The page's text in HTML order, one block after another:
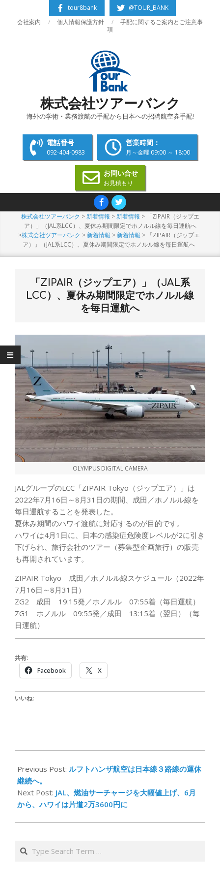
tour8bank
@TOUR_BANK
会社案内
個人情報保護方針
手配に関するご案内とご注意事
項
株式会社ツアーバンク
海外の学術・業務渡航の手配から日本への招聘航空券手配!
電話番号
092-404-0983
営業時間：
月～金曜 09:00 ～ 18:00
お問い合せ
お見積もり
Navigation
株式会社ツアーバンク >新着情報 >新着情報 > 「ZIPAIR（ジップエ
ア）」（JAL系LCC）、夏休み期間限定でホノルル線を毎日運航へ
>株式会社ツアーバンク >新着情報 >新着情報 > 「ZIPAIR（ジップエ
ア）」（JAL系LCC）、夏休み期間限定でホノルル線を毎日運航へ
「ZIPAIR（ジップエア）」（JAL系
LCC）、夏休み期間限定でホノルル線
を毎日運航へ
OLYMPUS DIGITAL CAMERA
JALグループのLCC「ZIPAIR Tokyo（ジップエア）」は
2022年7月16日～8月31日の期間、成田／ホノルル線を
毎日運航することを発表した。
夏休み期間のハワイ渡航に対応するのが目的です。
ハワイは4月1日に、日本の感染症危険度レベルが2に引き
下げられ、旅行会社のツアー（募集型企画旅行）の販売
も再開されています。
ZIPAIR Tokyo 成田／ホノルル線スケジュール（2022年
7月16日～8月31日）
ZG2 成田 19:15発／ホノルル 07:55着（毎日運航）
ZG1 ホノルル 09:55発／成田 13:15着（翌日）（毎
日運航）
共有:
Facebook X
いいね:
04-
20
Previous Post: ルフトハンザ航空は日本線３路線の運休
継続へ。
Next Post: JAL、燃油サーチャージを大幅値上げ、6月
から、ハワイは片道2万3600円に
Search